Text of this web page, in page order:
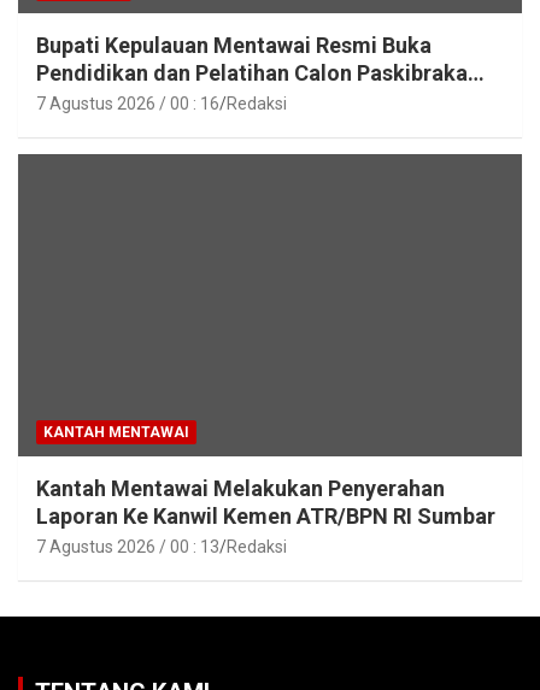
Bupati Kepulauan Mentawai Resmi Buka
Pendidikan dan Pelatihan Calon Paskibraka
Tahun 2026
7 Agustus 2026 / 00 : 16 Redaksi
KANTAH MENTAWAI
Kantah Mentawai Melakukan Penyerahan
Laporan Ke Kanwil Kemen ATR/BPN RI Sumbar
7 Agustus 2026 / 00 : 13 Redaksi